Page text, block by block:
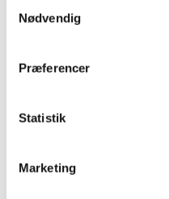
Nødvendig
Præferencer
Statistik
Marketing
oktober (4)
juli (5)
maj (1)
februar (3)